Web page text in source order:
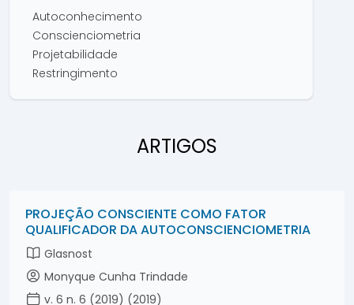
Autoconhecimento
Conscienciometria
Projetabilidade
Restringimento
ARTIGOS
PROJEÇÃO CONSCIENTE COMO FATOR
QUALIFICADOR DA AUTOCONSCIENCIOMETRIA
Glasnost
Monyque Cunha Trindade
v. 6 n. 6 (2019) (2019)